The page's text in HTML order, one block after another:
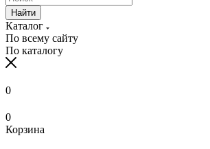
Найти
Каталог
По всему сайту
По каталогу
0
0
Корзина